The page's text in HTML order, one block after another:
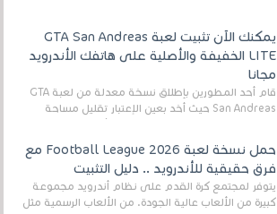
يمكنك الآن تثبيت لعبة GTA San Andreas
LITE الخفيفة والأصلية على هاتفك الأندرويد
مجانا
قام أحد المطورين بإطلاق نسخة معدلة من لعبة GTA
San Andreas حيث أخد بعين الإعتبار تقليل مساحة
حمل نسخة لعبة Football League 2026 مع
فرق حقيقية للأندرويد .. دليل التثبيت
يتوفر لمجتمع كرة القدم على نظام أندرويد مجموعة
كبيرة من الألعاب عالية الجودة. من الألعاب الرسمية مثل